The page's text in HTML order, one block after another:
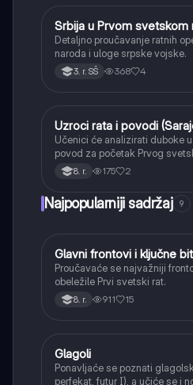
Istorija
Srbija u Prvom svetskom
Detaljno proučavanje ratnih
naroda i uloge srpske vojske.
3. r. SŠ 368 4
Istorija
Uzroci rata i povodi
Učenici će analizirati duboke
povod za početak Prvog
8. r. 175 2
Najpopularniji sadržaj 9
Istorija
Glavni frontovi i ključne
Proučavaće se najvažniji
obeležile Prvi svetski rat.
8. r. 911 15
Srpski jezik
Glagoli
Ponavljaće se poznati
perfekat, futur I), a učiće se i